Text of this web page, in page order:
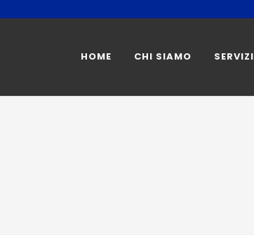
HOME CHI SIAMO SERVIZI